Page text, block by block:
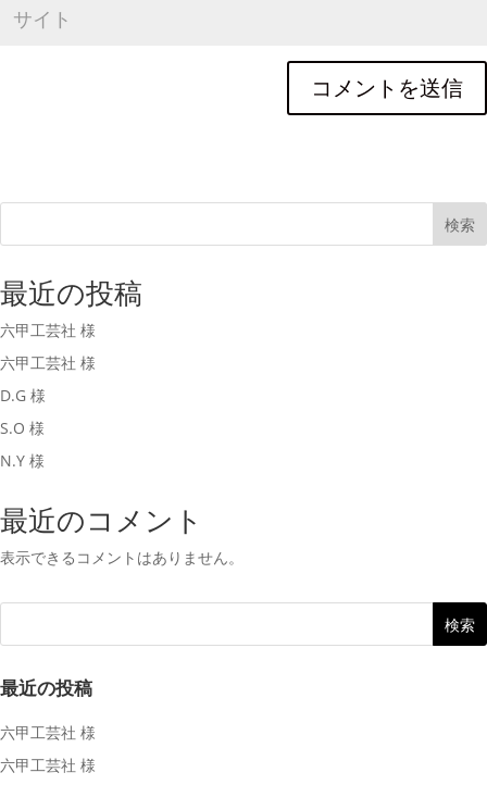
検索
最近の投稿
六甲工芸社 様
六甲工芸社 様
D.G 様
S.O 様
N.Y 様
最近のコメント
表示できるコメントはありません。
最近の投稿
六甲工芸社 様
六甲工芸社 様